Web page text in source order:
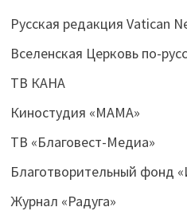
Русская редакция Vatican
Вселенская Церковь по-
ТВ КАНА
Киностудия «МАМА»
ТВ «Благовест-Медиа»
Благотворительный фонд
Журнал «Радуга»